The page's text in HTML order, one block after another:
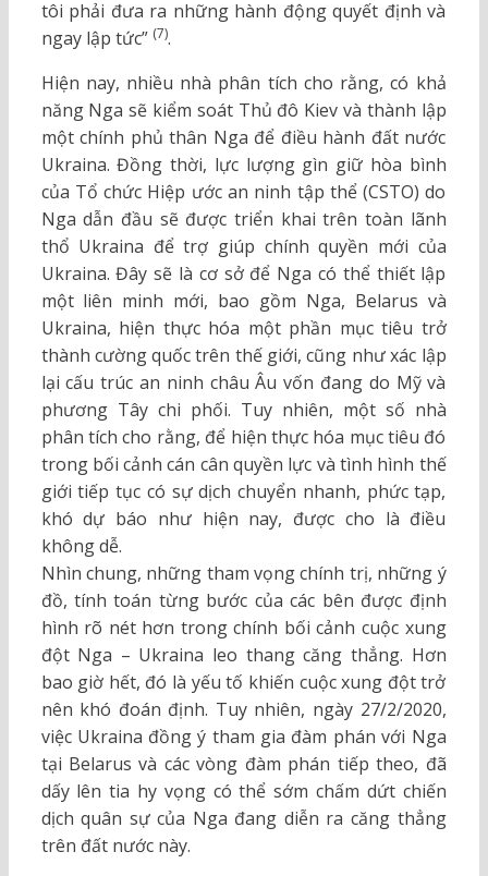
tôi phải đưa ra những hành động quyết định và
ngay lập tức” (7).
Hiện nay, nhiều nhà phân tích cho rằng, có khả
năng Nga sẽ kiểm soát Thủ đô Kiev và thành lập
một chính phủ thân Nga để điều hành đất nước
Ukraina. Đồng thời, lực lượng gìn giữ hòa bình
của Tổ chức Hiệp ước an ninh tập thể (CSTO) do
Nga dẫn đầu sẽ được triển khai trên toàn lãnh
thổ Ukraina để trợ giúp chính quyền mới của
Ukraina. Đây sẽ là cơ sở để Nga có thể thiết lập
một liên minh mới, bao gồm Nga, Belarus và
Ukraina, hiện thực hóa một phần mục tiêu trở
thành cường quốc trên thế giới, cũng như xác lập
lại cấu trúc an ninh châu Âu vốn đang do Mỹ và
phương Tây chi phối. Tuy nhiên, một số nhà
phân tích cho rằng, để hiện thực hóa mục tiêu đó
trong bối cảnh cán cân quyền lực và tình hình thế
giới tiếp tục có sự dịch chuyển nhanh, phức tạp,
khó dự báo như hiện nay, được cho là điều
không dễ.
Nhìn chung, những tham vọng chính trị, những ý
đồ, tính toán từng bước của các bên được định
hình rõ nét hơn trong chính bối cảnh cuộc xung
đột Nga – Ukraina leo thang căng thẳng. Hơn
bao giờ hết, đó là yếu tố khiến cuộc xung đột trở
nên khó đoán định. Tuy nhiên, ngày 27/2/2020,
việc Ukraina đồng ý tham gia đàm phán với Nga
tại Belarus và các vòng đàm phán tiếp theo, đã
dấy lên tia hy vọng có thể sớm chấm dứt chiến
dịch quân sự của Nga đang diễn ra căng thẳng
trên đất nước này.